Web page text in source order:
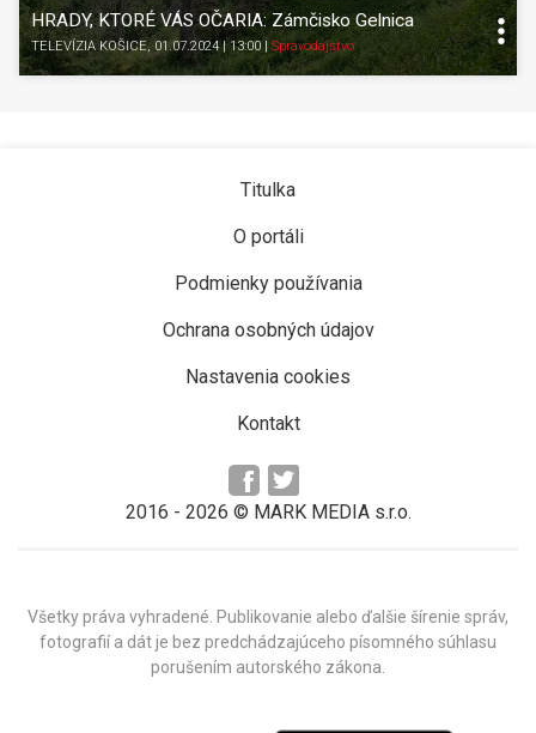
HRADY, KTORÉ VÁS OČARIA: Zámčisko Gelnica
TELEVÍZIA KOŠICE, 01.07.2024 | 13:00 | Spravodajstvo
Titulka
O portáli
Podmienky používania
Ochrana osobných údajov
Nastavenia cookies
Kontakt
2016 - 2026 © MARK MEDIA s.r.o.
Všetky práva vyhradené. Publikovanie alebo ďalšie šírenie správ,
fotografií a dát je bez predchádzajúceho písomného súhlasu
porušením autorského zákona.